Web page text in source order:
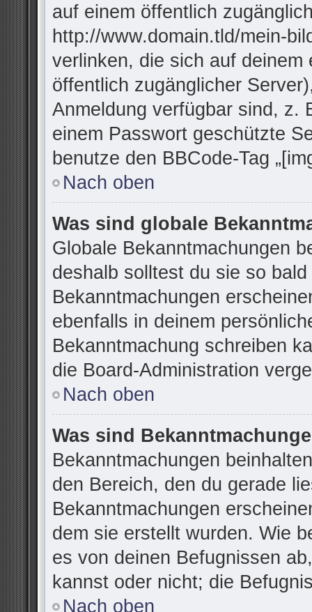
auf einem öffentlich
http://www.domain.tld/mein-
verlinken, die sich auf
öffentlich zugänglicher
Anmeldung verfügbar sind, z.
einem Passwort geschützte
benutze den BBCode-Tag
Nach oben
Was sind globale
Globale Bekanntmachungen
deshalb solltest du sie so
Bekanntmachungen
ebenfalls in deinem
Bekanntmachung schreiben
die Board-Administration
Nach oben
Was sind
Bekanntmachungen
den Bereich, den du gerade
Bekanntmachungen
dem sie erstellt wurden. Wie
es von deinen Befugnissen
kannst oder nicht; die
Nach oben